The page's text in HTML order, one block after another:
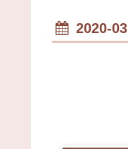
2020-03